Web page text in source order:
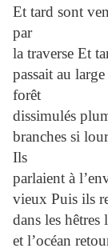
Et tard sont
par
la traverse Et
passait au
forêt
dissimulés
branches si
Ils
parlaient à
vieux Puis ils
dans les hêtres
et l’océan